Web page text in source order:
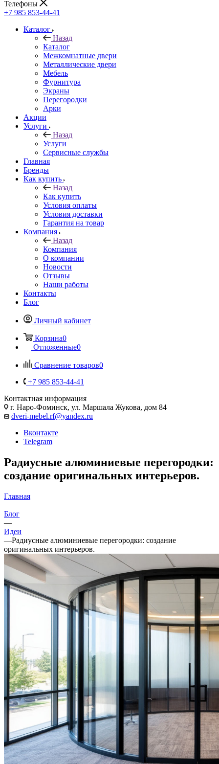
Телефоны
+7 985 853-44-41
Каталог
Назад
Каталог
Межкомнатные двери
Металлические двери
Мебель
Фурнитура
Экраны
Перегородки
Арки
Акции
Услуги
Назад
Услуги
Сервисные службы
Главная
Бренды
Как купить
Назад
Как купить
Условия оплаты
Условия доставки
Гарантия на товар
Компания
Назад
Компания
О компании
Новости
Отзывы
Наши работы
Контакты
Блог
Личный кабинет
Корзина0
Отложенные0
Сравнение товаров0
+7 985 853-44-41
Контактная информация
г. Наро-Фоминск, ул. Маршала Жукова, дом 84
dveri-mebel.rf@yandex.ru
Вконтакте
Telegram
Радиусные алюминиевые перегородки:
создание оригинальных интерьеров.
Главная
—
Блог
—
Идеи
—Радиусные алюминиевые перегородки: создание
оригинальных интерьеров.